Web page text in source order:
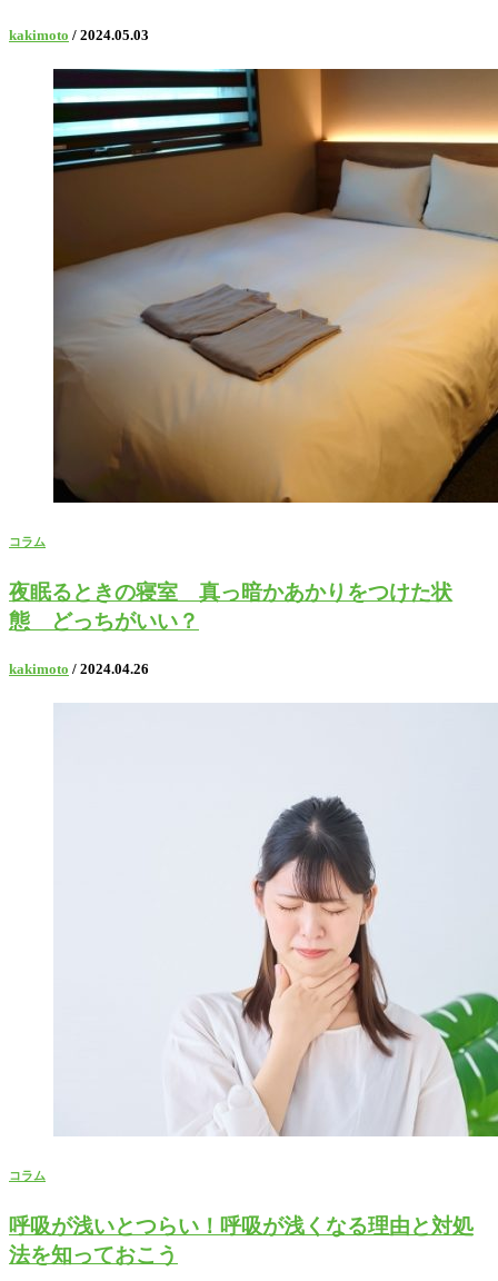
kakimoto / 2024.05.03
コラム
夜眠るときの寝室 真っ暗かあかりをつけた状
態 どっちがいい？
kakimoto / 2024.04.26
コラム
呼吸が浅いとつらい！呼吸が浅くなる理由と対処
法を知っておこう